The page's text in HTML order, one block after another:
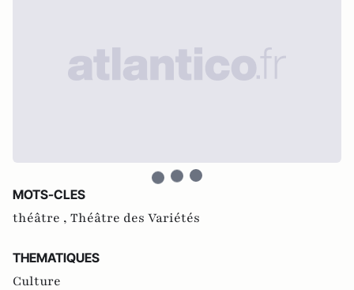
MOTS-CLES
théâtre , Théâtre des Variétés
THEMATIQUES
Culture